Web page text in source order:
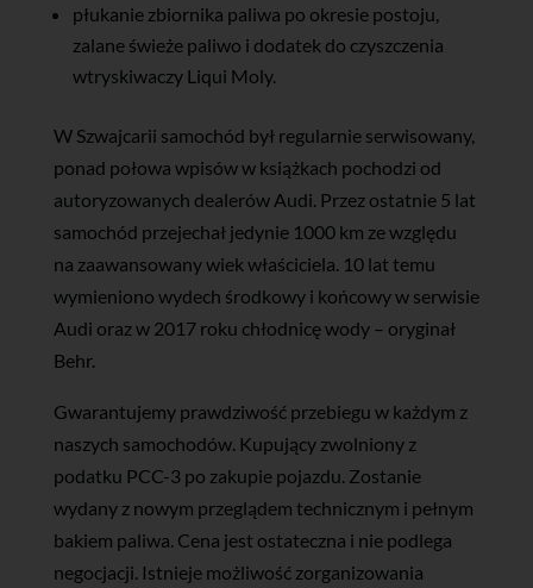
płukanie zbiornika paliwa po okresie postoju,
zalane świeże paliwo i dodatek do czyszczenia
wtryskiwaczy Liqui Moly.
W Szwajcarii samochód był regularnie serwisowany,
ponad połowa wpisów w książkach pochodzi od
autoryzowanych dealerów Audi. Przez ostatnie 5 lat
samochód przejechał jedynie 1000 km ze względu
na zaawansowany wiek właściciela. 10 lat temu
wymieniono wydech środkowy i końcowy w serwisie
Audi oraz w 2017 roku chłodnicę wody – oryginał
Behr.
Gwarantujemy prawdziwość przebiegu w każdym z
naszych samochodów. Kupujący zwolniony z
podatku PCC-3 po zakupie pojazdu. Zostanie
wydany z nowym przeglądem technicznym i pełnym
bakiem paliwa. Cena jest ostateczna i nie podlega
negocjacji. Istnieje możliwość zorganizowania